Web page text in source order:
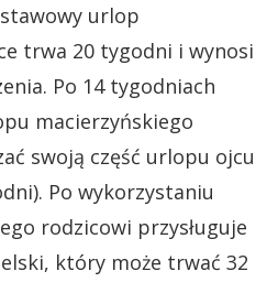
urlop
trwa 20 tygodni i wynosi
Po 14 tygodniach
macierzyńskiego
swoją część urlopu ojcu
Po wykorzystaniu
rodzicowi przysługuje
który może trwać 32